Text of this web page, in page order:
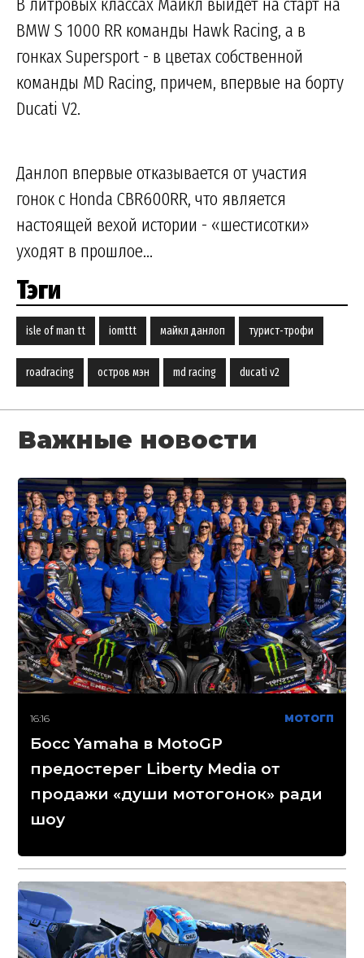
BMW S 1000 RR команды Hawk Racing, а в
гонках Supersport - в цветах собственной
команды MD Racing, причем, впервые на борту
Ducati V2.
Данлоп впервые отказывается от участия
гонок с Honda CBR600RR, что является
настоящей вехой истории - «шестисотки»
уходят в прошлое...
Тэги
isle of man tt iomttt майкл данлоп турист-трофи
roadracing остров мэн md racing ducati v2
Важные новости
16:16 МОТОГП
Босс Yamaha в MotoGP
предостерег Liberty Media от
продажи «души мотогонок» ради
шоу